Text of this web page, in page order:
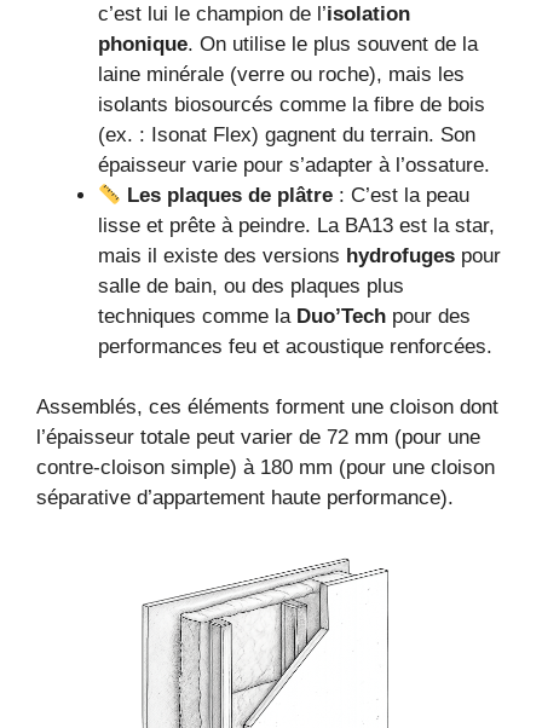
c’est lui le champion de l’isolation
phonique. On utilise le plus souvent de la
laine minérale (verre ou roche), mais les
isolants biosourcés comme la fibre de bois
(ex. : Isonat Flex) gagnent du terrain. Son
épaisseur varie pour s’adapter à l’ossature.
Les plaques de plâtre : C’est la peau
lisse et prête à peindre. La BA13 est la star,
mais il existe des versions hydrofuges pour
salle de bain, ou des plaques plus
techniques comme la Duo’Tech pour des
performances feu et acoustique renforcées.
Assemblés, ces éléments forment une cloison dont
l’épaisseur totale peut varier de 72 mm (pour une
contre-cloison simple) à 180 mm (pour une cloison
séparative d’appartement haute performance).